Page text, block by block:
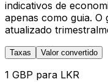
indicativos de
apenas como guia.
atualizado
Taxas Valor convertido
1 GBP para LKR